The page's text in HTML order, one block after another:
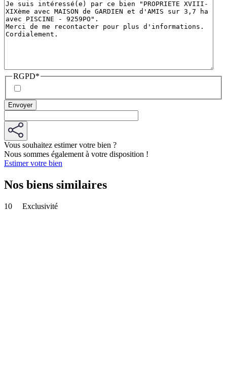
RGPD*
Vous souhaitez estimer votre bien ?
Nous sommes également à votre disposition !
Estimer votre bien
Nos biens similaires
10 Exclusivité